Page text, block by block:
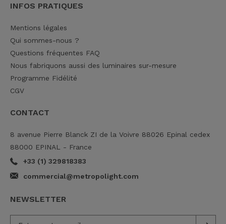
INFOS PRATIQUES
Mentions légales
Qui sommes-nous ?
Questions fréquentes FAQ
Nous fabriquons aussi des luminaires sur-mesure
Programme Fidélité
CGV
CONTACT
8 avenue Pierre Blanck ZI de la Voivre 88026 Epinal cedex
88000 EPINAL - France
+33 (1) 329818383
commercial@metropolight.com
NEWSLETTER